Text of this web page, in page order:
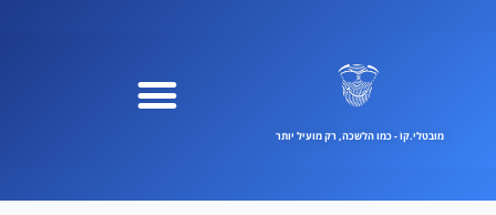
מובטלי.קוֹ - כמו הלשכה, רק מועיל יותר